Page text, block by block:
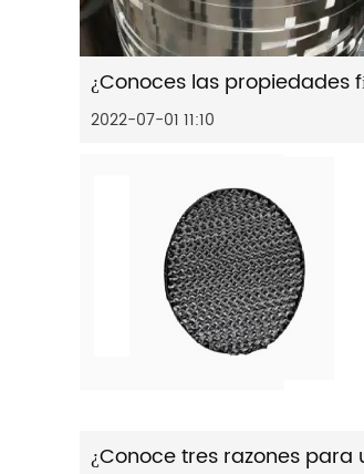
2022-07-01 11:10